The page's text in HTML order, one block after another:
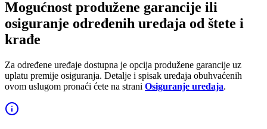
Mogućnost produžene garancije ili
osiguranje određenih uređaja od štete i
krađe
Za određene uređaje dostupna je opcija produžene garancije uz
uplatu premije osiguranja. Detalje i spisak uređaja obuhvaćenih
ovom uslugom pronaći ćete na strani Osiguranje uređaja.